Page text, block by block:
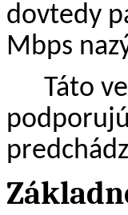
dovtedy
Mbps
Táto